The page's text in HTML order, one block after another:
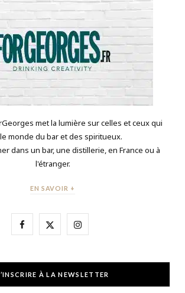
met la lumière sur celles et ceux qui
monde du bar et des spiritueux.
dans un bar, une distillerie, en France ou à
l'étranger.
EN SAVOIR +
F
e
X
w
I
t
À LA NEWSLETTER